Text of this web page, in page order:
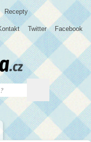
Recepty
Twitter Facebook